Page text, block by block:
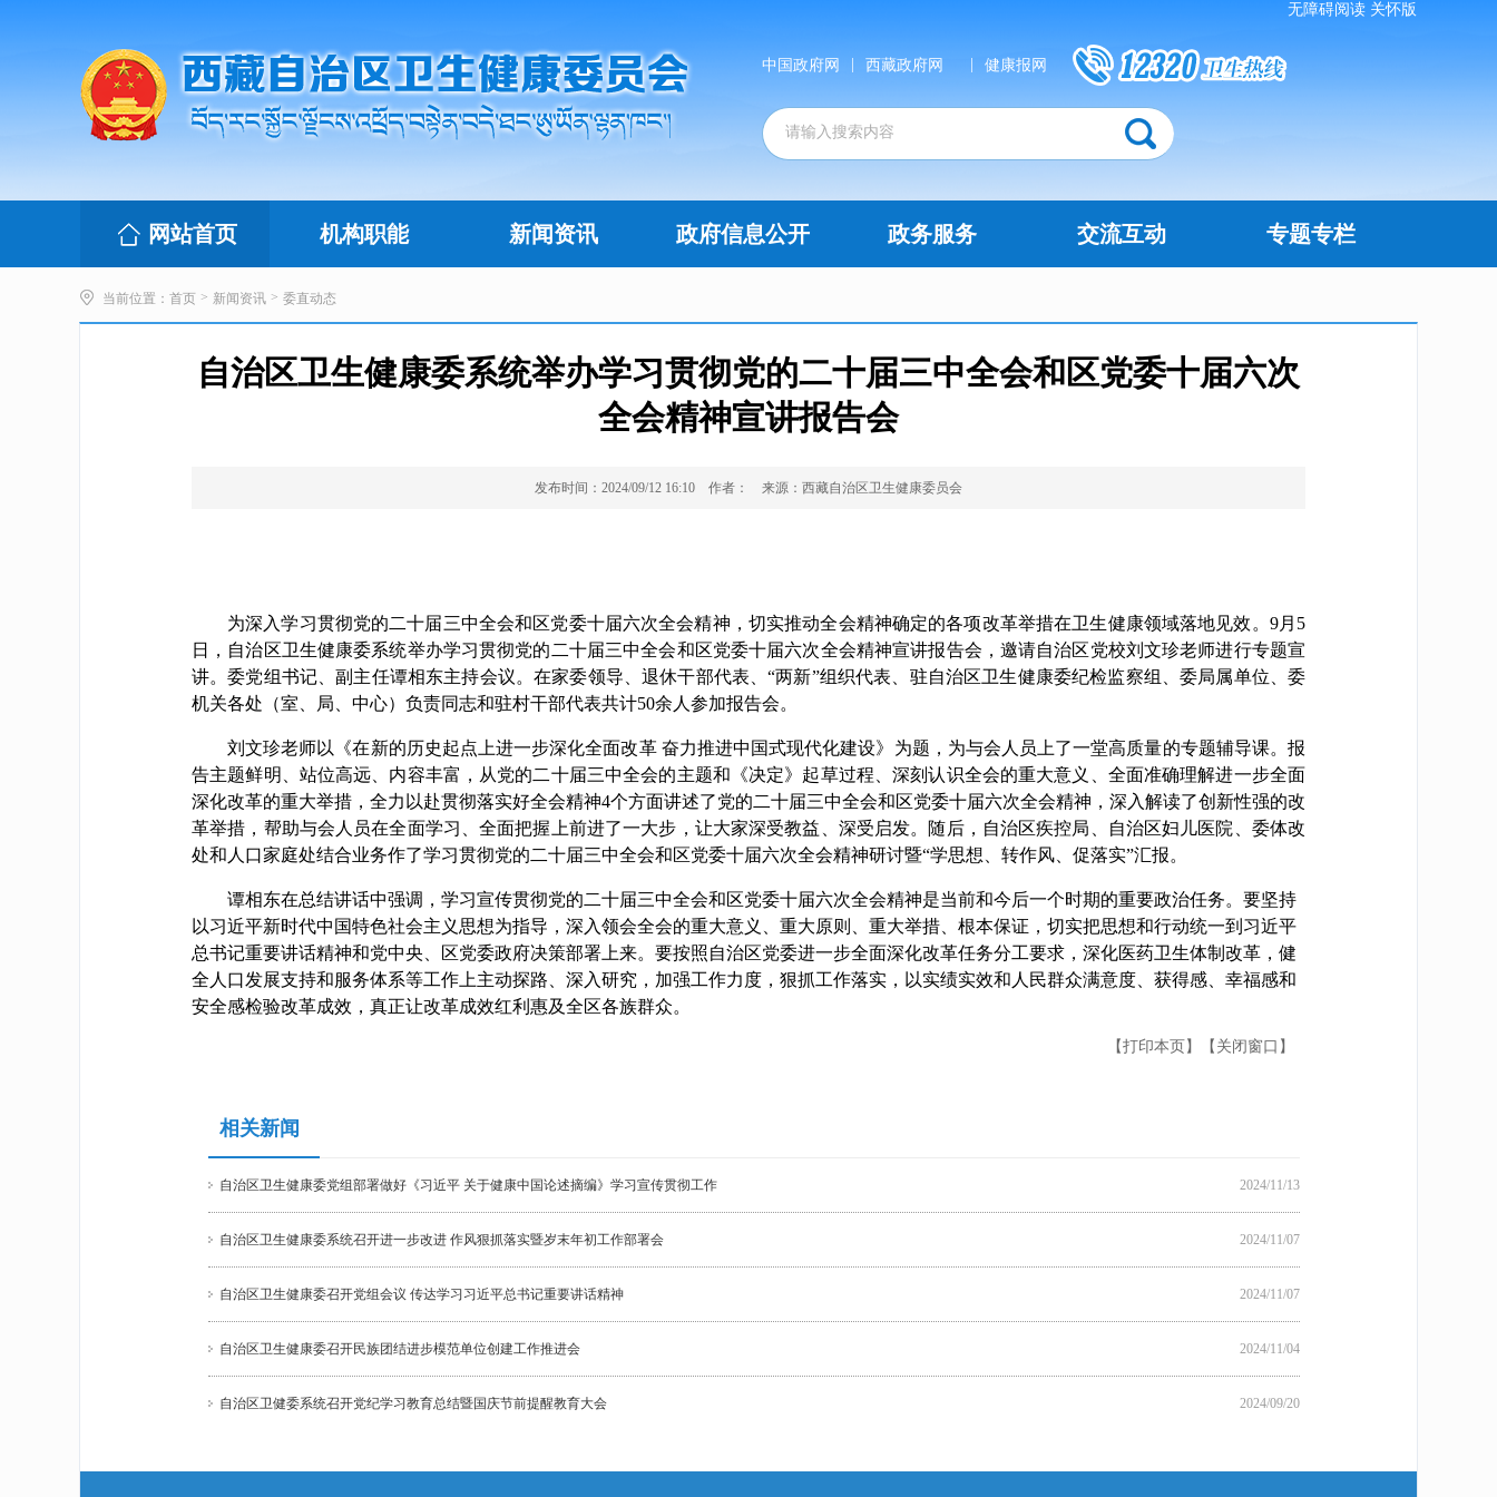
无障碍阅读 关怀版
中国政府网 西藏政府网 健康报网
网站首页 机构职能 新闻资讯 政府信息公开 政务服务 交流互动 专题专栏
当前位置： 首页 > 新闻资讯 > 委直动态
自治区卫生健康委系统举办学习贯彻党的二十届三中全会和区党委十届六次
全会精神宣讲报告会
发布时间：2024/09/12 16:10 作者： 来源：西藏自治区卫生健康委员会
为深入学习贯彻党的二十届三中全会和区党委十届六次全会精神，切实推动全会精神确定的各项改革举措在卫生健康领域落地见效。9月5
日，自治区卫生健康委系统举办学习贯彻党的二十届三中全会和区党委十届六次全会精神宣讲报告会，邀请自治区党校刘文珍老师进行专题宣
讲。委党组书记、副主任谭相东主持会议。在家委领导、退休干部代表、“两新”组织代表、驻自治区卫生健康委纪检监察组、委局属单位、委
机关各处（室、局、中心）负责同志和驻村干部代表共计50余人参加报告会。
刘文珍老师以《在新的历史起点上进一步深化全面改革 奋力推进中国式现代化建设》为题，为与会人员上了一堂高质量的专题辅导课。报
告主题鲜明、站位高远、内容丰富，从党的二十届三中全会的主题和《决定》起草过程、深刻认识全会的重大意义、全面准确理解进一步全面
深化改革的重大举措，全力以赴贯彻落实好全会精神4个方面讲述了党的二十届三中全会和区党委十届六次全会精神，深入解读了创新性强的改
革举措，帮助与会人员在全面学习、全面把握上前进了一大步，让大家深受教益、深受启发。随后，自治区疾控局、自治区妇儿医院、委体改
处和人口家庭处结合业务作了学习贯彻党的二十届三中全会和区党委十届六次全会精神研讨暨“学思想、转作风、促落实”汇报。
谭相东在总结讲话中强调，学习宣传贯彻党的二十届三中全会和区党委十届六次全会精神是当前和今后一个时期的重要政治任务。要坚持
以习近平新时代中国特色社会主义思想为指导，深入领会全会的重大意义、重大原则、重大举措、根本保证，切实把思想和行动统一到习近平
总书记重要讲话精神和党中央、区党委政府决策部署上来。要按照自治区党委进一步全面深化改革任务分工要求，深化医药卫生体制改革，健
全人口发展支持和服务体系等工作上主动探路、深入研究，加强工作力度，狠抓工作落实，以实绩实效和人民群众满意度、获得感、幸福感和
安全感检验改革成效，真正让改革成效红利惠及全区各族群众。
【关闭窗口】
【打印本页】
相关新闻
自治区卫生健康委党组部署做好《习近平 关于健康中国论述摘编》学习宣传贯彻工作 2024/11/13
自治区卫生健康委系统召开进一步改进 作风狠抓落实暨岁末年初工作部署会 2024/11/07
自治区卫生健康委召开党组会议 传达学习习近平总书记重要讲话精神 2024/11/07
自治区卫生健康委召开民族团结进步模范单位创建工作推进会 2024/11/04
自治区卫健委系统召开党纪学习教育总结暨国庆节前提醒教育大会 2024/09/20